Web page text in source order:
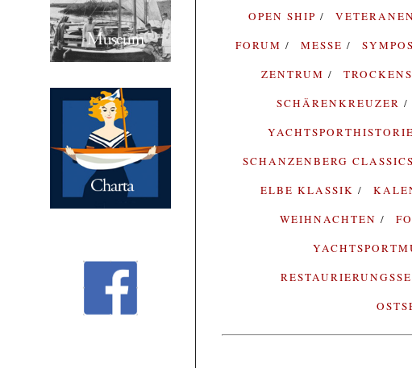
OPEN SHIP
FORUM
MESSE
ZENTRUM
SCHÄRENKREUZER
SCHANZENBERG
ELBE KLASSIK
WEIHNACHTEN